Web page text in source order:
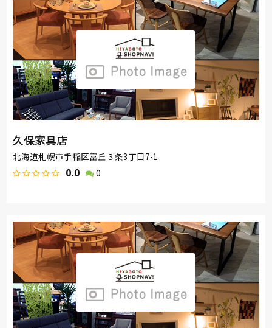
久保家具店
北海道札幌市手稲区富丘３条3丁目7-1
0.0 0